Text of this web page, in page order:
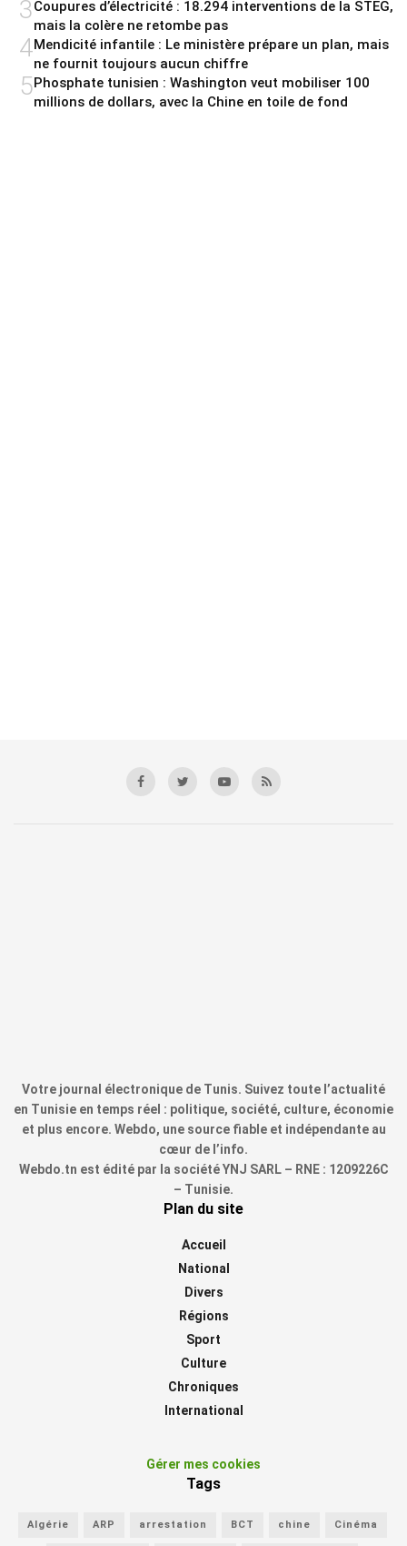
3Coupures d’électricité : 18.294 interventions de la STEG,
mais la colère ne retombe pas
4Mendicité infantile : Le ministère prépare un plan, mais
ne fournit toujours aucun chiffre
5Phosphate tunisien : Washington veut mobiliser 100
millions de dollars, avec la Chine en toile de fond
Votre journal électronique de Tunis. Suivez toute l’actualité
en Tunisie en temps réel : politique, société, culture, économie
et plus encore. Webdo, une source fiable et indépendante au
cœur de l’info.
Webdo.tn est édité par la société YNJ SARL – RNE : 1209226C
– Tunisie.
Plan du site
Accueil
National
Divers
Régions
Sport
Culture
Chroniques
International
Gérer mes cookies
Tags
Algérie ARP arrestation BCT chine Cinéma